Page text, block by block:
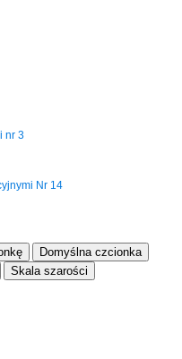
nr 3
Domyślna czcionka
Skala szarości